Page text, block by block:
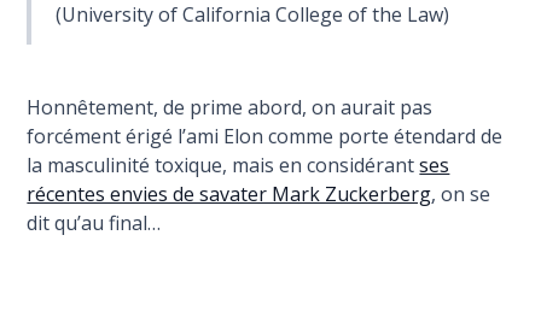
(University of California College of the Law)
Honnêtement, de prime abord, on aurait pas
forcément érigé l’ami Elon comme porte étendard de
la masculinité toxique, mais en considérantses
récentes envies de savater Mark Zuckerberg, on se
dit qu’au final…